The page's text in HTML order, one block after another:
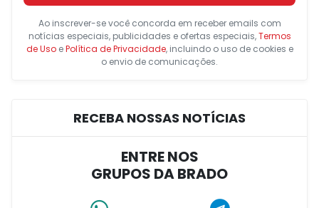
Ao inscrever-se você concorda em receber emails com
notícias especiais, publicidades e ofertas especiais,Termos
de UsoePolítica de Privacidade, incluindo o uso de cookies e
o envio de comunicações.
RECEBA NOSSAS NOTÍCIAS
ENTRE NOS
GRUPOS DA BRADO